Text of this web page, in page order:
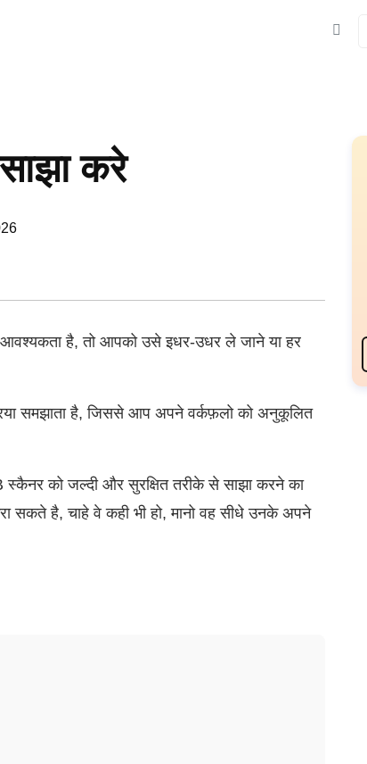
करे
है, तो आपको उसे इधर-उधर ले जाने या हर
समझाता है, जिससे आप अपने वर्कफ़लो को अनुकूलित
को जल्दी और सुरक्षित तरीके से साझा करने का
सकते है, चाहे वे कही भी हो, मानो वह सीधे उनके अपने